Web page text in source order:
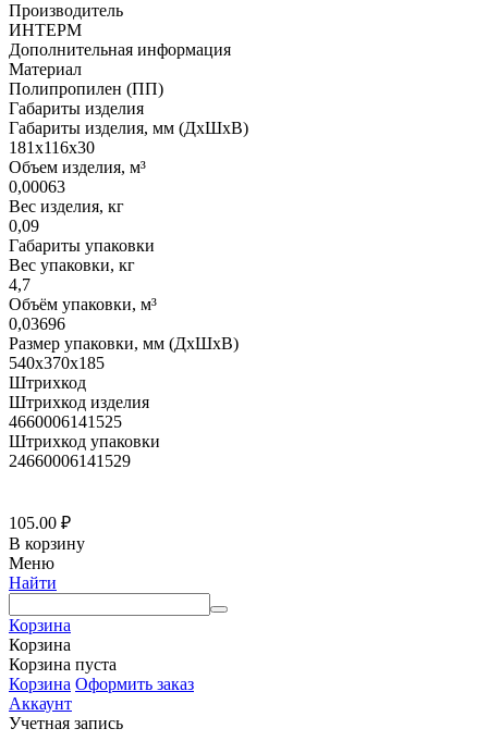
Производитель
ИНТЕРМ
Дополнительная информация
Материал
Полипропилен (ПП)
Габариты изделия
Габариты изделия, мм (ДхШхВ)
181х116х30
Объем изделия, м³
0,00063
Вес изделия, кг
0,09
Габариты упаковки
Вес упаковки, кг
4,7
Объём упаковки, м³
0,03696
Размер упаковки, мм (ДхШхВ)
540х370х185
Штрихкод
Штрихкод изделия
4660006141525
Штрихкод упаковки
24660006141529
105.00 ₽
В корзину
Меню
Найти
Корзина
Корзина
Корзина пуста
Корзина Оформить заказ
Аккаунт
Учетная запись